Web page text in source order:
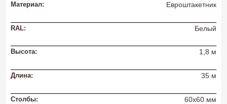
Материал: Евроштакетник
RAL: Белый
Высота: 1,8 м
Длина: 35 м
Столбы: 60х60 мм